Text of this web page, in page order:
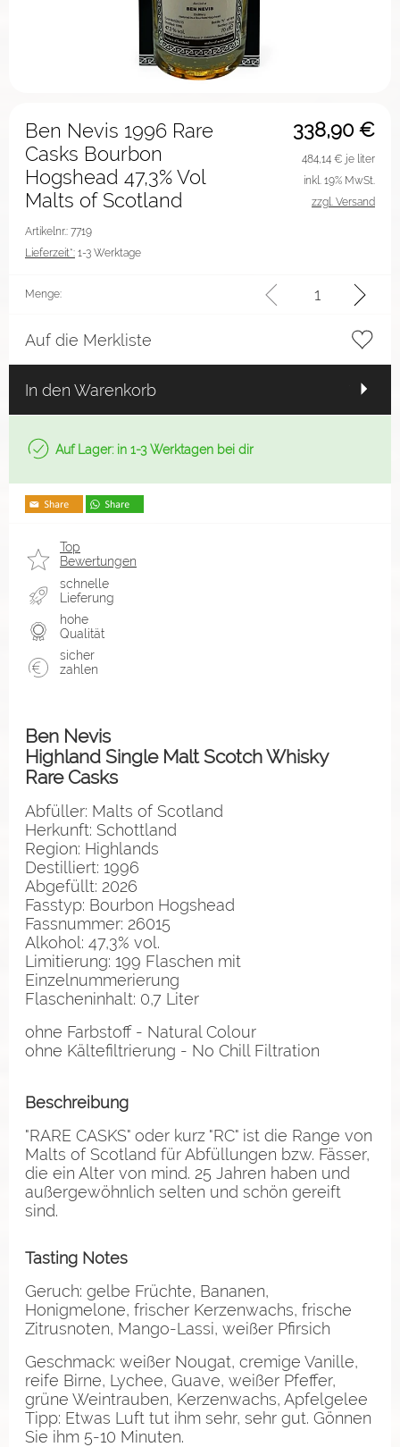
338,90 €
Ben Nevis 1996 Rare
Casks Bourbon
Hogshead 47,3% Vol
Malts of Scotland
Artikelnr.: 7719
Lieferzeit*: 1-3 Werktage
484,14 € je liter
inkl. 19% MwSt.
zzgl. Versand
Menge:
Auf die Merkliste
In den Warenkorb
Auf Lager: in 1-3 Werktagen bei dir
Top
Bewertungen
schnelle
Lieferung
hohe
Qualität
sicher
zahlen
Ben Nevis
Highland Single Malt Scotch Whisky
Rare Casks
Abfüller: Malts of Scotland
Herkunft: Schottland
Region: Highlands
Destilliert: 1996
Abgefüllt: 2026
Fasstyp: Bourbon Hogshead
Fassnummer: 26015
Alkohol: 47,3% vol.
Limitierung: 199 Flaschen mit
Einzelnummerierung
Flascheninhalt: 0,7 Liter
ohne Farbstoff - Natural Colour
ohne Kältefiltrierung - No Chill Filtration
Beschreibung
"RARE CASKS" oder kurz "RC" ist die Range von
Malts of Scotland für Abfüllungen bzw. Fässer,
die ein Alter von mind. 25 Jahren haben und
außergewöhnlich selten und schön gereift
sind.
Tasting Notes
Geruch: gelbe Früchte, Bananen,
Honigmelone, frischer Kerzenwachs, frische
Zitrusnoten, Mango-Lassi, weißer Pfirsich
Geschmack: weißer Nougat, cremige Vanille,
reife Birne, Lychee, Guave, weißer Pfeffer,
grüne Weintrauben, Kerzenwachs, Apfelgelee
Tipp: Etwas Luft tut ihm sehr, sehr gut. Gönnen
Sie ihm 5-10 Minuten.